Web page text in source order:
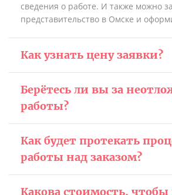
сведения о работе. И также можно
представительство в Омске и
Как узнать цену заявки?
Берётесь ли вы за
работы?
Как будет протекать
работы над заказом?
Какова стоимость, чтобы